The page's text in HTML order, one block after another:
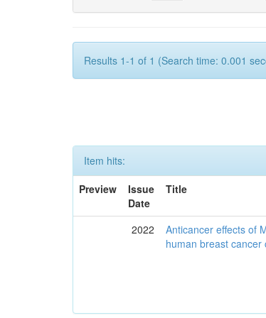
Results 1-1 of 1 (Search time: 0.001
Item hits:
Preview
Issue
Date
Title
2022
Anticancer effects of
human breast cancer